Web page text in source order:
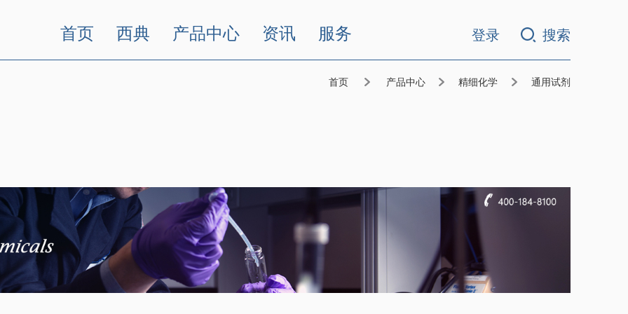
首页 西典 产品中心 资讯 服务 登录 搜索
首页 产品中心 精细化学 通用试剂